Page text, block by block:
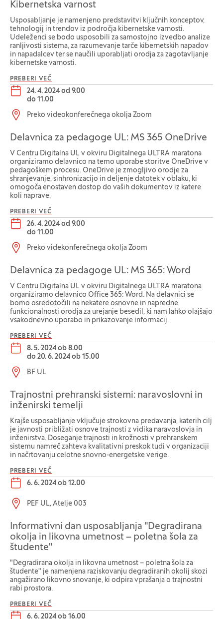
Kibernetska varnost
Usposabljanje je namenjeno predstavitvi ključnih konceptov,
tehnologij in trendov iz področja kibernetske varnosti.
Udeleženci se bodo usposobili za samostojno izvedbo analize
ranljivosti sistema, za razumevanje tarče kibernetskih napadov
in napadalcev ter se naučili uporabljati orodja za zagotavljanje
kibernetske varnosti.
PREBERI VEČ
Datum dogodka:
24. 4. 2024 od 9.00
do 11.00
Lokacija dogodka:
Preko videokonferečnega okolja Zoom
Delavnica za pedagoge UL: MS 365 OneDrive
V Centru Digitalna UL v okviru Digitalnega ULTRA maratona
organiziramo delavnico na temo uporabe storitve OneDrive v
pedagoškem procesu. OneDrive je zmogljivo orodje za
shranjevanje, sinhronizacijo in deljenje datotek v oblaku, ki
omogoča enostaven dostop do vaših dokumentov iz katere
koli naprave.
PREBERI VEČ
Datum dogodka:
26. 4. 2024 od 9.00
do 11.00
Lokacija dogodka:
Preko videkonferečnega okolja Zoom
Delavnica za pedagoge UL: MS 365: Word
V Centru Digitalna UL v okviru Digitalnega ULTRA maratona
organiziramo delavnico Office 365: Word. Na delavnici se
bomo osredotočili na nekatere osnovne in napredne
funkcionalnosti orodja za urejanje besedil, ki nam lahko olajšajo
vsakodnevno uporabo in prikazovanje informacij.
PREBERI VEČ
Datum dogodka:
8. 5. 2024 ob 8.00
do 20. 6. 2024 ob 15.00
Lokacija dogodka:
BF UL
Trajnostni prehranski sistemi: naravoslovni in
inženirski temelji
Krajše usposabljanje vključuje strokovna predavanja, katerih cilj
je javnosti približati osnove trajnosti z vidika naravoslovja in
inženirstva. Doseganje trajnosti in krožnosti v prehranskem
sistemu namreč zahteva kvalitativni preskok tudi v organizaciji
in načrtovanju celotne snovno-energetske verige.
PREBERI VEČ
Datum dogodka:
6. 6. 2024 ob 12.00
Lokacija dogodka:
PEF UL, Atelje 003
Informativni dan usposabljanja "Degradirana
okolja in likovna umetnost – poletna šola za
študente"
"Degradirana okolja in likovna umetnost – poletna šola za
študente" je namenjena raziskovanju degradiranih okolij skozi
angažirano likovno snovanje, ki odpira vprašanja o trajnostni
rabi prostora.
PREBERI VEČ
Datum dogodka:
6. 6. 2024 ob 16.00